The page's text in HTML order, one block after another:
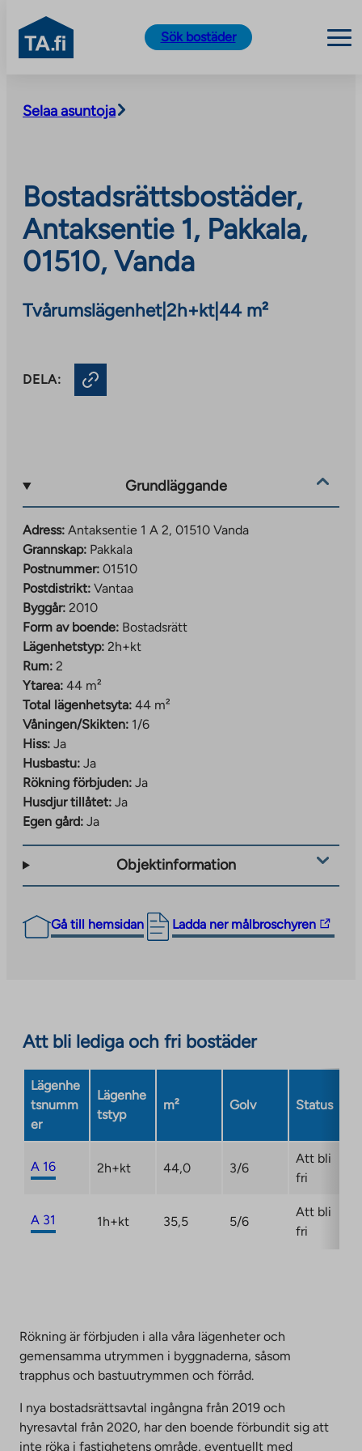
content
TA.fi
Sök bostäder
Selaa asuntoja
Bostadsrättsbostäder,
Antaksentie 1, Pakkala,
01510, Vanda
Tvårumslägenhet|2h+kt| 44 m²
DELA:
Grundläggande
Adress: Antaksentie 1 A 2, 01510 Vanda
Grannskap: Pakkala
Postnummer: 01510
Postdistrikt: Vantaa
Byggår: 2010
Form av boende: Bostadsrätt
Lägenhetstyp: 2h+kt
Rum: 2
Ytarea: 44 m²
Total lägenhetsyta: 44 m²
Våningen/Skikten: 1/6
Hiss: Ja
Husbastu: Ja
Rökning förbjuden: Ja
Husdjur tillåtet: Ja
Egen gård: Ja
Objektinformation
Gå till hemsidan Ladda ner målbroschyren
The
link
external
opens
a
tab
Att bli lediga och fri bostäder
Lägenhe
tsnumm
er
Lägenhe
tstyp
m² Golv Status
A 16 2h+kt 44,0 3/6
Att bli
fri
A 31 1h+kt 35,5 5/6
Att bli
fri
Rökning är förbjuden i alla våra lägenheter och
gemensamma utrymmen i byggnaderna, såsom
trapphus och bastuutrymmen och förråd.
I nya bostadsrättsavtal ingångna från 2019 och
hyresavtal från 2020, har den boende förbundit sig att
inte röka i fastighetens område, eventuellt med